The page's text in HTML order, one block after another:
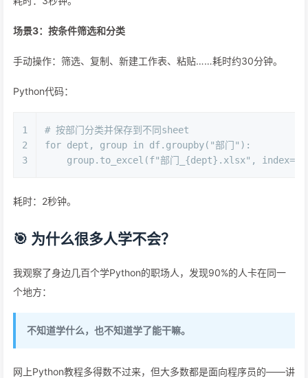
场景3：按条件筛选和分类
手动操作：筛选、复制、新建工作表、粘贴……耗时约30分钟。
Python代码：
1
2
3
# 按部门分类并保存到不同sheet
for dept, group in df.groupby( "部门" ):
    group.to_excel(
f"部门_ {dept} .xlsx" , index=
耗时：2秒钟。
🎯 为什么很多人学不会？
我观察了身边几百个学Python的职场人，发现90%的人卡在同一
个地方：
不知道学什么，也不知道学了能干嘛。
网上Python教程多得数不过来，但大多数都是面向程序员的——讲